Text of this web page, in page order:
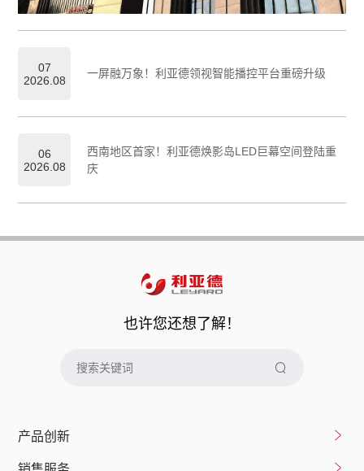
07
2026.08
一屏融万象！利亚德领视智能播控平台重磅升级
06
2026.08
西南地区首家！利亚德焕影岛LED巨幕空间登陆重
庆
也许您还想了解！
产品创新